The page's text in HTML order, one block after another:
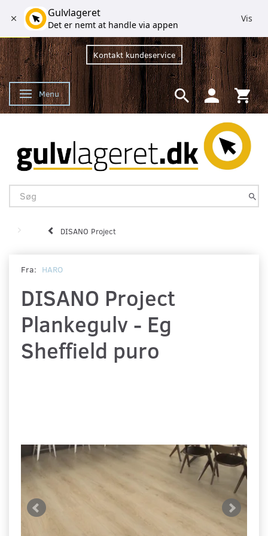
Kontakt kundeservice
Skifte navigation
Menu
DISANO Project
Fra: HARO
DISANO Project
Plankegulv - Eg
Sheffield puro
Gulvlageret
Det er nemt at handle via appen
Vis